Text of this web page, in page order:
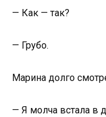
— Как — так?
— Грубо.
Марина долго
— Я молча встала в